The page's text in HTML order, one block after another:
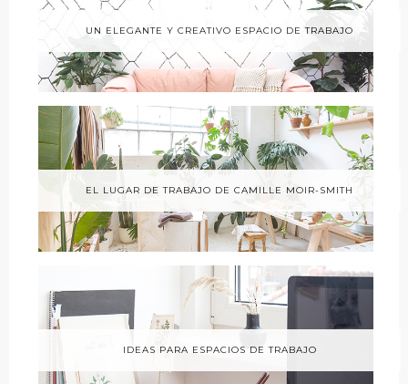
UN ELEGANTE Y CREATIVO ESPACIO DE TRABAJO
EL LUGAR DE TRABAJO DE CAMILLE MOIR-SMITH
IDEAS PARA ESPACIOS DE TRABAJO